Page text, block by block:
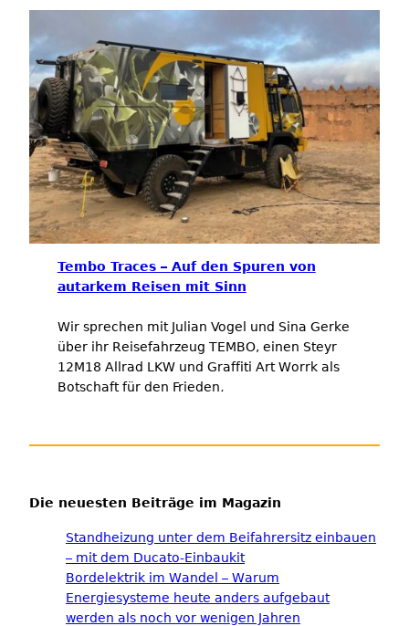
Tembo Traces – Auf den Spuren von
autarkem Reisen mit Sinn
Wir sprechen mit Julian Vogel und Sina Gerke
über ihr Reisefahrzeug TEMBO, einen Steyr
12M18 Allrad LKW und Graffiti Art Worrk als
Botschaft für den Frieden.
Die neuesten Beiträge im Magazin
Standheizung unter dem Beifahrersitz einbauen
– mit dem Ducato-Einbaukit
Bordelektrik im Wandel – Warum
Energiesysteme heute anders aufgebaut
werden als noch vor wenigen Jahren